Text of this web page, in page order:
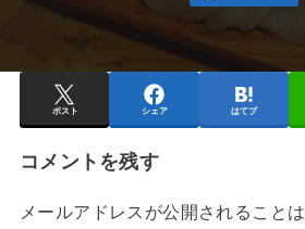
ポスト シェア はてブ
コメントを残す
メールアドレスが公開されること